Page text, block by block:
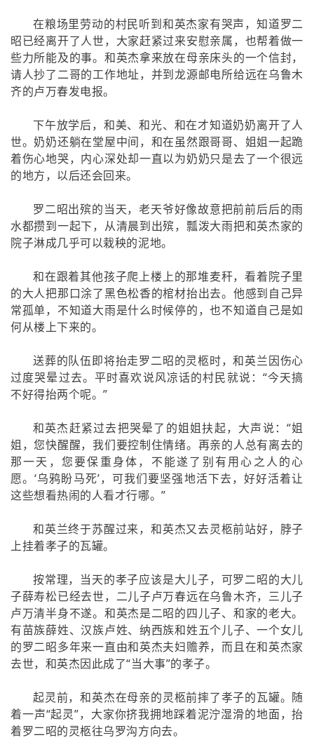
在粮场里劳动的村民听到和英杰家有哭声，知道罗二
昭已经离开了人世，大家赶紧过来安慰亲属，也帮着做一
些力所能及的事。和英杰拿来放在母亲床头的一个信封，
请人抄了二哥的工作地址，并到龙源邮电所给远在乌鲁木
齐的卢万春发电报。
下午放学后，和美、和光、和在才知道奶奶离开了人
世。奶奶还躺在堂屋中间，和在虽然跟哥哥、姐姐一起跪
着伤心地哭，内心深处却一直以为奶奶只是去了一个很远
的地方，以后还会回来。
罗二昭出殡的当天，老天爷好像故意把前前后后的雨
水都攒到一起下，从清晨到出殡，瓢泼大雨把和英杰家的
院子淋成几乎可以栽秧的泥地。
和在跟着其他孩子爬上楼上的那堆麦秆，看着院子里
的大人把那口涂了黑色松香的棺材抬出去。他感到自己异
常孤单，不知道大雨是什么时候停的，也不知道自己是如
何从楼上下来的。
送葬的队伍即将抬走罗二昭的灵柩时，和英兰因伤心
过度哭晕过去。平时喜欢说风凉话的村民就说：“今天搞
不好得抬两个呢。”
和英杰赶紧过去把哭晕了的姐姐扶起，大声说：“姐
姐，您快醒醒，我们要控制住情绪。再亲的人总有离去的
那一天，您要保重身体，不能遂了别有用心之人的心
愿。‘乌鸦盼马死’，可我们要坚强地活下去，好好活着让
这些想看热闹的人看才行哪。”
和英兰终于苏醒过来，和英杰又去灵柩前站好，脖子
上挂着孝子的瓦罐。
按常理，当天的孝子应该是大儿子，可罗二昭的大儿
子薛寿松已经去世，二儿子卢万春远在乌鲁木齐，三儿子
卢万清半身不遂。和英杰是二昭的四儿子、和家的老大。
有苗族薛姓、汉族卢姓、纳西族和姓五个儿子、一个女儿
的罗二昭多年来一直由和英杰夫妇赡养，而且在和英杰家
去世，和英杰因此成了“当大事”的孝子。
起灵前，和英杰在母亲的灵柩前摔了孝子的瓦罐。随
着一声“起灵”，大家你挤我拥地踩着泥泞湿滑的地面，抬
着罗二昭的灵柩往乌罗沟方向去。